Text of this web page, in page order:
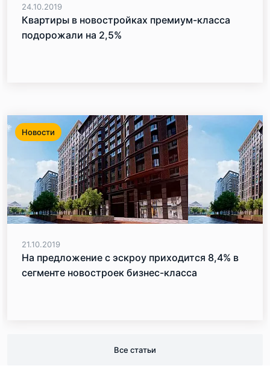
24.10.2019
Квартиры в новостройках премиум-класса
подорожали на 2,5%
Новости
21.10.2019
На предложение с эскроу приходится 8,4% в
сегменте новостроек бизнес-класса
Все статьи